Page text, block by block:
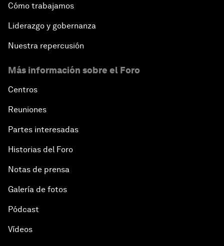
Cómo trabajamos
Liderazgo y gobernanza
Nuestra repercusión
Más información sobre el Foro
Centros
Reuniones
Partes interesadas
Historias del Foro
Notas de prensa
Galería de fotos
Pódcast
Vídeos